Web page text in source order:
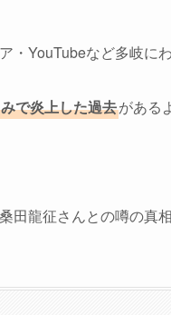
・YouTubeなど多岐に
で炎上した過去がある
龍征さんとの噂の真